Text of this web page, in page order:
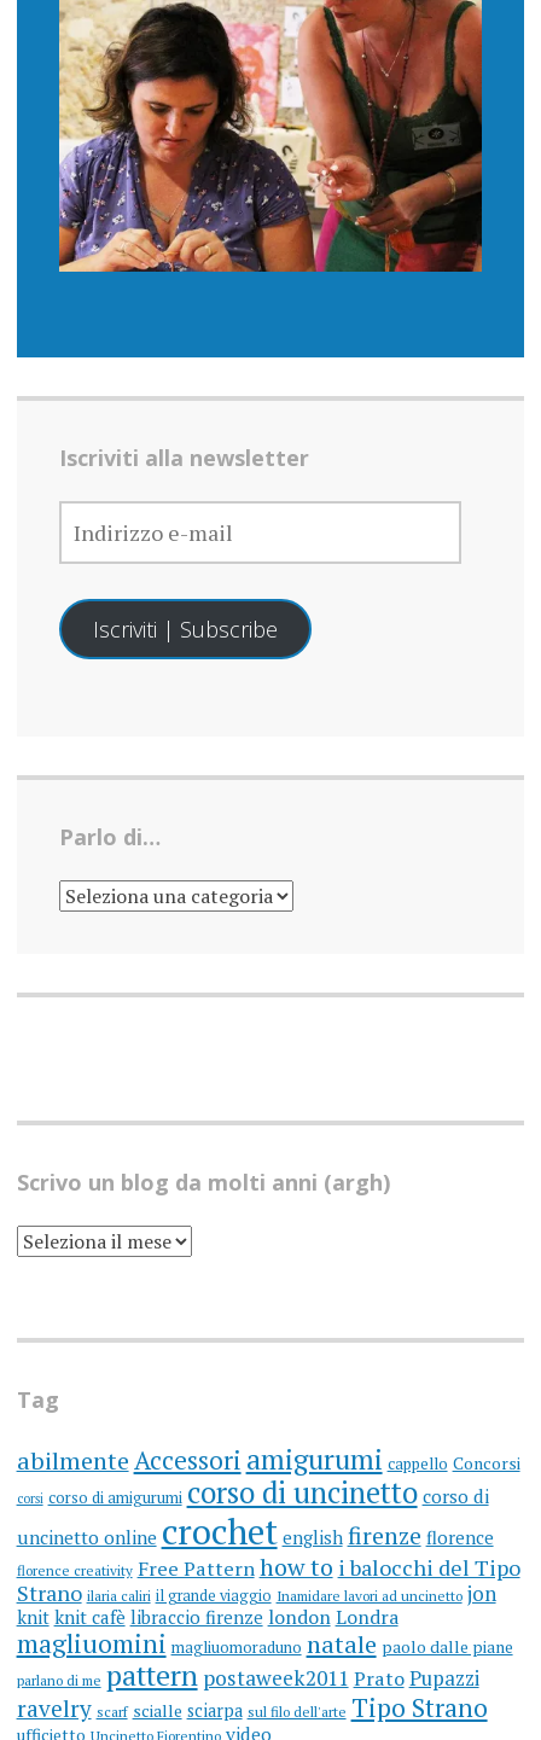
Iscriviti alla newsletter
INDIRIZZO
E-
MAIL
Iscriviti | Subscribe
Parlo di…
PARLO
DI…
Scrivo un blog da molti anni (argh)
SCRIVO
UN
(ARGH)
Tag
abilmenteAccessori amigurumi cappello Concorsi
corsi corso di amigurumi corso di uncinetto corso di
uncinetto online crochet english firenze florence
florence creativity Free Pattern how to i balocchi del Tipo
Strano ilaria caliri il grande viaggio Inamidare lavori ad uncinetto jon
knit knit cafè libraccio firenze london Londra
magliuomini magliuomoraduno natale paolo dalle piane
parlano di me pattern postaweek2011 Prato Pupazzi
ravelry scarf scialle sciarpa sul filo dell'arte Tipo Strano
ufficietto Uncinetto Fiorentino video